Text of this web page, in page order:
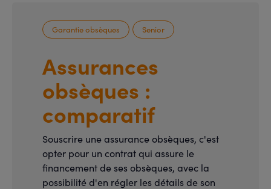
Garantie obsèques Senior
Assurances
obsèques :
comparatif
Souscrire une assurance obsèques, c'est
opter pour un contrat qui assure le
financement de ses obsèques, avec la
possibilité d'en régler les détails de son